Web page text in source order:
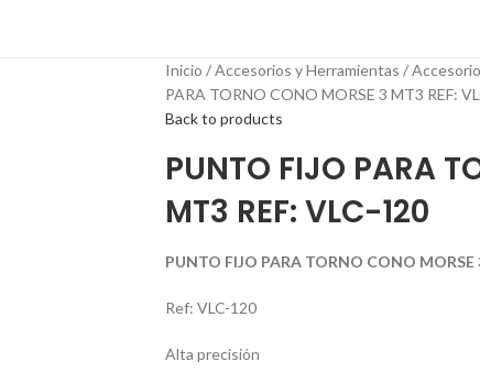
Inicio Accesorios y Herramientas
PARA TORNO CONO MORSE 3 MT3 REF:
Back to products
PUNTO FIJO PARA
MT3 REF: VLC-120
PUNTO FIJO PARA TORNO CONO MORSE
Ref: VLC-120
Alta precisión